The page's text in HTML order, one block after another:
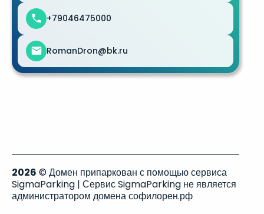
+79046475000
RomanDron@bk.ru
2026 © Домен припаркован с помощью сервиса
SigmaParking | Сервис SigmaParking не является
администратором домена софилорен.рф